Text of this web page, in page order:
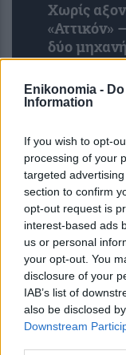
Enikonomia -
Information
If you wish to opt-
processing of your
targeted
section to confirm
opt-out request is
interest-based ads
us or personal
your opt-out. You
disclosure of your
IAB’s list of
also be disclosed
Downstream
Χωρίς
«Αττικόν»
δύο
ΙΣΑ: